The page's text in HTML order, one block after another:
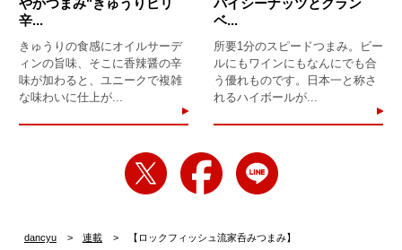
やかつまみ"きゅうりピリ
辛...
きゅうりの食感にオイルサーデ
ィンの旨味、そこに香辣醤の辛
味が加わると、ユニークで複雑
な味わいに仕上が...
パイシーナッツとクラン
ベ...
所要1分のスピードつまみ。ビー
ルにもワインにもなんにでも合
う優れものです。日本一と称さ
れるハイボールが...
dancyu 連載 【ロックフィッシュ流家呑みつまみ】